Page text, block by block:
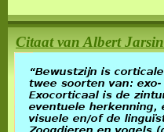
Citaat van Albert Jarsin